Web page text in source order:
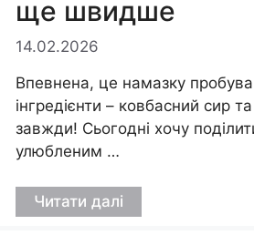
ще швидше
14.02.2026
Впевнена, це намазку
інгредієнти – ковбасний сир
завжди! Сьогодні хочу
улюбленим …
Читати далі